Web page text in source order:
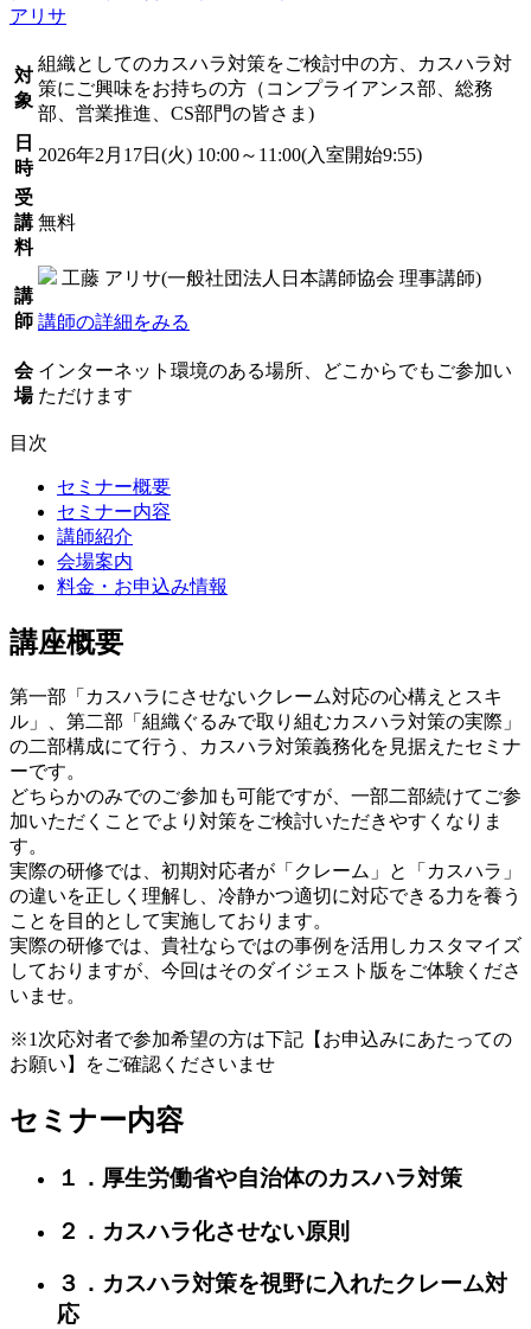
アリサ
対
象
組織としてのカスハラ対策をご検討中の方、カスハラ対
策にご興味をお持ちの方（コンプライアンス部、総務
部、営業推進、CS部門の皆さま)
日
時
2026年2月17日(火) 10:00～11:00(入室開始9:55)
受
講
料
無料
講
師
工藤 アリサ(一般社団法人日本講師協会 理事講師)
講師の詳細をみる
会
場
インターネット環境のある場所、どこからでもご参加い
ただけます
目次
セミナー概要
セミナー内容
講師紹介
会場案内
料金・お申込み情報
講座概要
第一部「カスハラにさせないクレーム対応の心構えとスキ
ル」、第二部「組織ぐるみで取り組むカスハラ対策の実際」
の二部構成にて行う、カスハラ対策義務化を見据えたセミナ
ーです。
どちらかのみでのご参加も可能ですが、一部二部続けてご参
加いただくことでより対策をご検討いただきやすくなりま
す。
実際の研修では、初期対応者が「クレーム」と「カスハラ」
の違いを正しく理解し、冷静かつ適切に対応できる力を養う
ことを目的として実施しております。
実際の研修では、貴社ならではの事例を活用しカスタマイズ
しておりますが、今回はそのダイジェスト版をご体験くださ
いませ。
※1次応対者で参加希望の方は下記【お申込みにあたっての
お願い】をご確認くださいませ
セミナー内容
１．厚生労働省や自治体のカスハラ対策
２．カスハラ化させない原則
３．カスハラ対策を視野に入れたクレーム対
応